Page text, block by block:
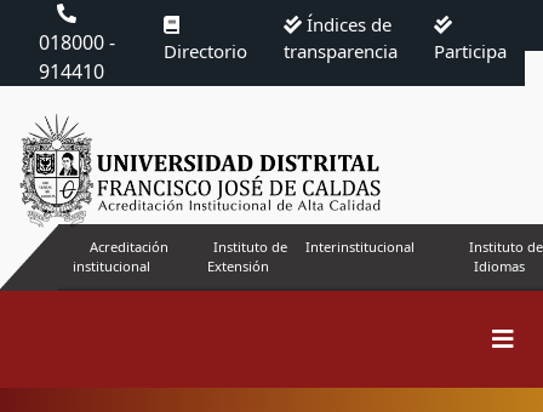
018000 -
914410
Directorio
Índices de
transparencia
Participa
Acreditación
institucional
Instituto de
Extensión
Interinstitucional
Instituto de
Idiomas